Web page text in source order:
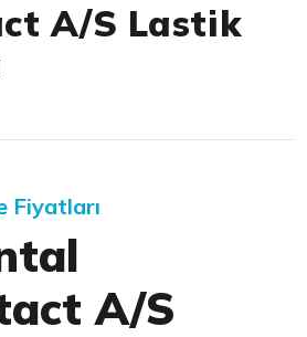
A/S Lastik
Fiyatları
A/S